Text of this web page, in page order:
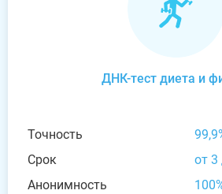
ДНК-тест диета и
Точность
Срок
от 3
Анонимность